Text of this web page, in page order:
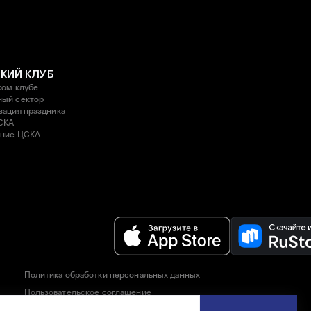
КЛУБ
клубе
сектор
праздника
ЦСКА
Политика обработки персональных данных
Пользовательское соглашение